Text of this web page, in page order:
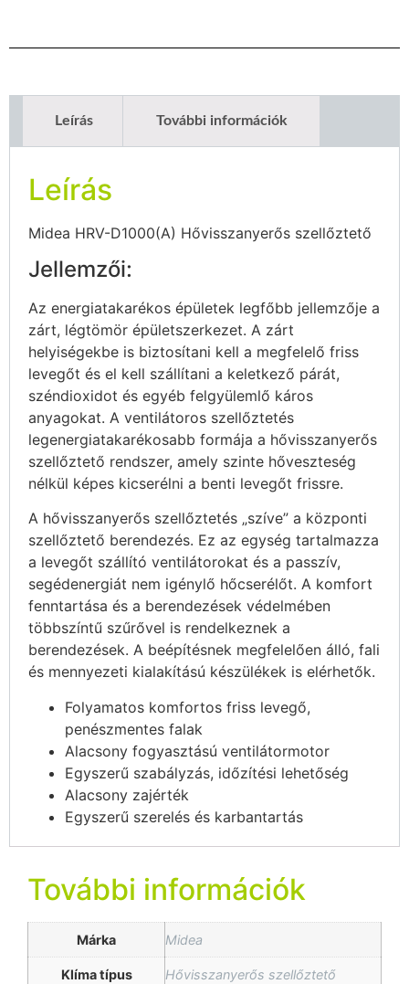
Leírás További információk
Leírás
Midea HRV-D1000(A) Hővisszanyerős szellőztető
Jellemzői:
Az energiatakarékos épületek legfőbb jellemzője a
zárt, légtömör épületszerkezet. A zárt
helyiségekbe is biztosítani kell a megfelelő friss
levegőt és el kell szállítani a keletkező párát,
széndioxidot és egyéb felgyülemlő káros
anyagokat. A ventilátoros szellőztetés
legenergiatakarékosabb formája a hővisszanyerős
szellőztető rendszer, amely szinte hőveszteség
nélkül képes kicserélni a benti levegőt frissre.
A hővisszanyerős szellőztetés „szíve” a központi
szellőztető berendezés. Ez az egység tartalmazza
a levegőt szállító ventilátorokat és a passzív,
segédenergiát nem igénylő hőcserélőt. A komfort
fenntartása és a berendezések védelmében
többszíntű szűrővel is rendelkeznek a
berendezések. A beépítésnek megfelelően álló, fali
és mennyezeti kialakítású készülékek is elérhetők.
Folyamatos komfortos friss levegő,
penészmentes falak
Alacsony fogyasztású ventilátormotor
Egyszerű szabályzás, időzítési lehetőség
Alacsony zajérték
Egyszerű szerelés és karbantartás
További információk
Márka Midea
Klíma típus Hővisszanyerős szellőztető